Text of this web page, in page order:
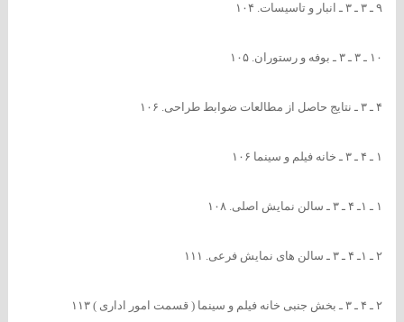
۹ ـ ۳ ـ ۳ ـ انبار و تاسیسات. ۱۰۴
۱۰ ـ ۳ ـ ۳ ـ بوفه و رستوران. ۱۰۵
۴ ـ ۳ ـ نتایج حاصل از مطالعات ضوابط طراحی. ۱۰۶
۱ ـ ۴ ـ ۳ ـ خانه فیلم و سینما ۱۰۶
۱ ـ ۱ـ ۴ ـ ۳ ـ سالن نمایش اصلی. ۱۰۸
۲ ـ ۱ـ ۴ ـ ۳ ـ سالن های نمایش فرعی. ۱۱۱
۲ ـ ۴ ـ ۳ ـ بخش جنبی خانه فیلم و سینما ( قسمت امور اداری ) ۱۱۳